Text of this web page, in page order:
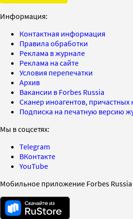
Информация:
Контактная информация
Правила обработки
Реклама в журнале
Реклама на сайте
Условия перепечатки
Архив
Вакансии в Forbes Russia
Сканер иноагентов,
Подписка на печатную версию
Мы в соцсетях:
Telegram
ВКонтакте
YouTube
Мобильное приложение Forbes